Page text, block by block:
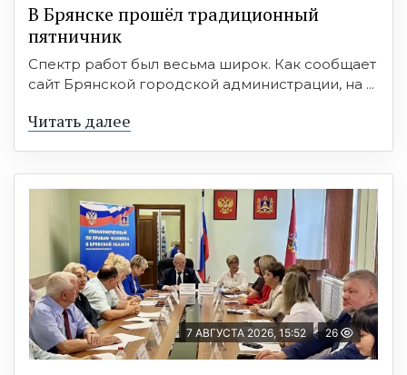
В Брянске прошёл традиционный
пятничник
Спектр работ был весьма широк. Как сообщает
сайт Брянской городской администрации, на ...
Читать далее
7 АВГУСТА 2026, 15:52 26